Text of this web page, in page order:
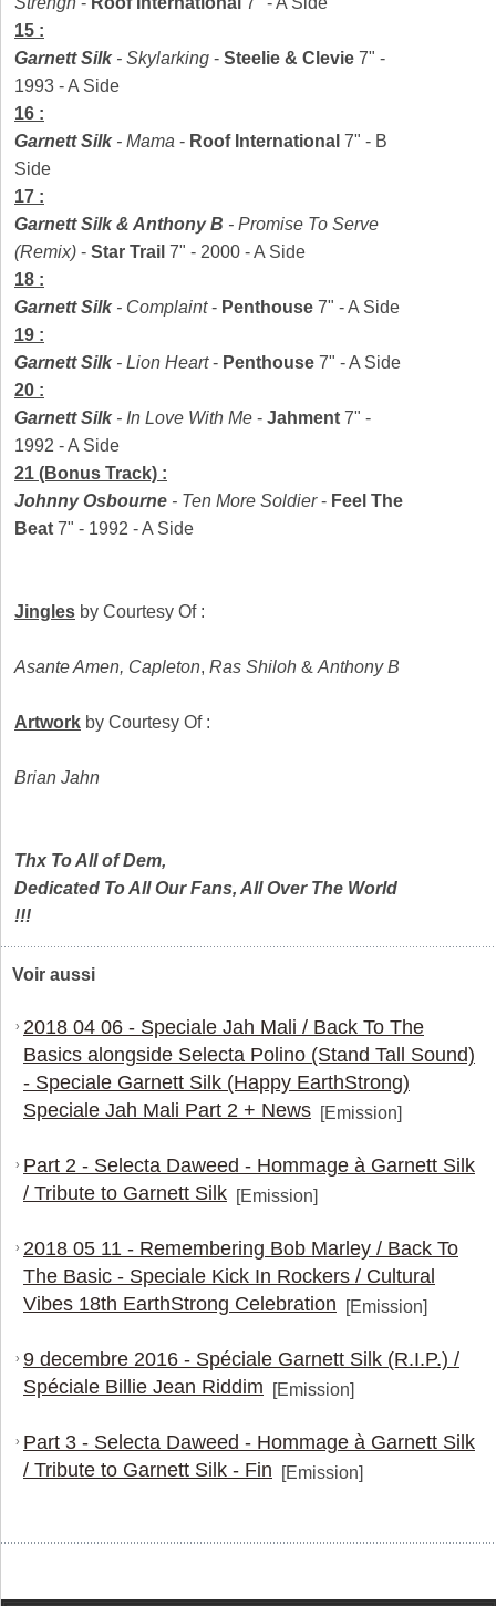
15 :
Garnett Silk- Skylarking - Steelie & Clevie 7" -
1993 - A Side
16 :
Garnett Silk- Mama - Roof International 7" - B
Side
17 :
Garnett Silk & Anthony B - Promise To Serve
(Remix) - Star Trail 7" - 2000 - A Side
18 :
Garnett Silk- Complaint- Penthouse 7" - A Side
19 :
Garnett Silk- Lion Heart- Penthouse 7" - A Side
20 :
Garnett Silk- In Love With Me - Jahment 7" -
1992 - A Side
21 (Bonus Track) :
Johnny Osbourne - Ten More Soldier- Feel The
Beat 7" - 1992 - A Side
Jingles by Courtesy Of :
Asante Amen, Capleton, Ras Shiloh & Anthony B
Artwork by Courtesy Of :
Brian Jahn
Thx To All of Dem,
Dedicated To All Our Fans, All Over The World
!!!
Voir aussi
› 2018 04 06 - Speciale Jah Mali / Back To The
Basics alongside Selecta Polino (Stand Tall Sound)
- Speciale Garnett Silk (Happy EarthStrong)
Speciale Jah Mali Part 2 + News [Emission]
› Part 2 - Selecta Daweed - Hommage à Garnett Silk
/ Tribute to Garnett Silk [Emission]
› 2018 05 11 - Remembering Bob Marley / Back To
The Basic - Speciale Kick In Rockers / Cultural
Vibes 18th EarthStrong Celebration [Emission]
› 9 decembre 2016 - Spéciale Garnett Silk (R.I.P.) /
Spéciale Billie Jean Riddim [Emission]
› Part 3 - Selecta Daweed - Hommage à Garnett Silk
/ Tribute to Garnett Silk - Fin [Emission]